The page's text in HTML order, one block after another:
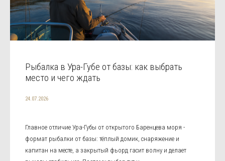
Рыбалка в Ура-Губе от базы: как выбрать
место и чего ждать
24.07.2026
Главное отличие Ура-Губы от открытого Баренцева моря -
формат рыбалки от базы: тёплый домик, снаряжение и
капитан на месте, а закрытый фьорд гасит волну и делает